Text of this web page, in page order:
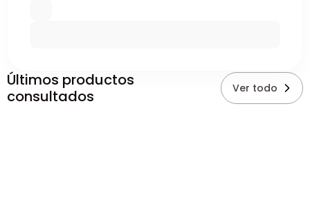
Últimos productos
consultados
Ver todo